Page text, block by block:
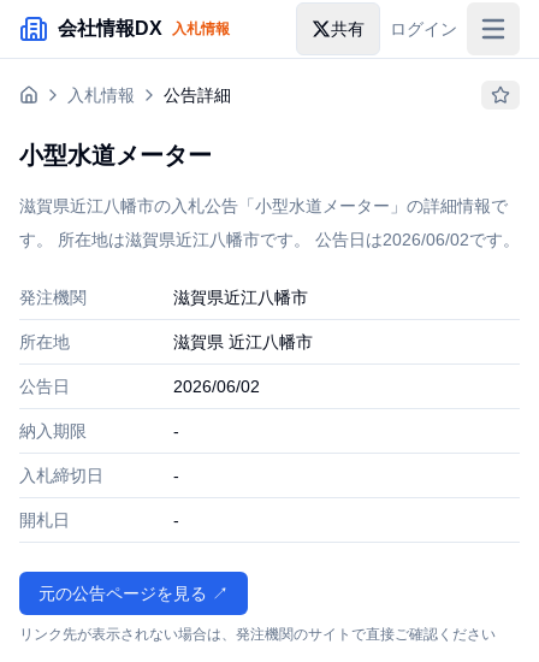
メインコンテンツにスキップ
会社情報DX 入札情報 共有 ログイン
入札情報
企業検索
入札情報 公告詳細
小型水道メーター
滋賀県近江八幡市の入札公告「小型水道メーター」の詳細情報で
す。 所在地は滋賀県近江八幡市です。 公告日は2026/06/02です。
発注機関 滋賀県近江八幡市
所在地 滋賀県 近江八幡市
公告日 2026/06/02
納入期限 -
入札締切日 -
開札日 -
元の公告ページを見る ↗
リンク先が表示されない場合は、発注機関のサイトで直接ご確認ください